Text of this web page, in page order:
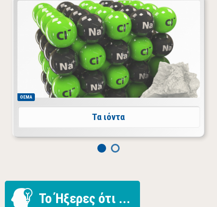
Ιόντα ονομάζονται τα φορτισμένα άτομα. Αυτά με
θετικό φορτίο καλούνται κατιόντα, ενώ αυτά με
αρνητικό φορτίο καλούνται ανιόντα.
ΘΕΜΑ
Τα ιόντα
To Ήξερες ότι ...